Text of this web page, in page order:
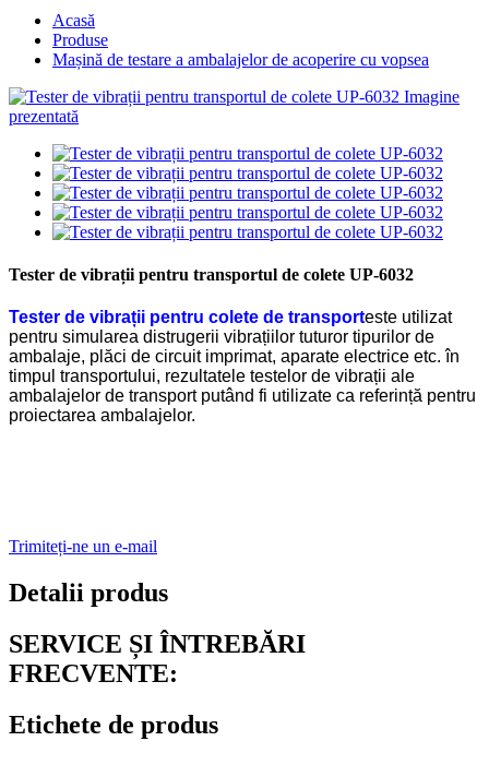
Acasă
Produse
Mașină de testare a ambalajelor de acoperire cu vopsea
Tester de vibrații pentru transportul de colete UP-6032
Tester de vibrații pentru colete de transporteste utilizat
pentru simularea distrugerii vibrațiilor tuturor tipurilor de
ambalaje, plăci de circuit imprimat, aparate electrice etc. în
timpul transportului, rezultatele testelor de vibrații ale
ambalajelor de transport putând fi utilizate ca referință pentru
proiectarea ambalajelor.
Trimiteți-ne un e-mail
Detalii produs
SERVICE ȘI ÎNTREBĂRI
FRECVENTE:
Etichete de produs